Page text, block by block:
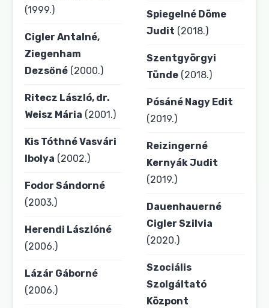
(1999.)
Cigler Antalné,
Ziegenham
Dezsőné (2000.)
Ritecz László, dr.
Weisz Mária (2001.)
Kis Tóthné Vasvári
Ibolya (2002.)
Fodor Sándorné
(2003.)
Herendi Lászlóné
(2006.)
Lázár Gáborné
(2006.)
Spiegelné Döme
Judit (2018.)
Szentgyörgyi
Tünde (2018.)
Pósáné Nagy Edit
(2019.)
Reizingerné
Kernyák Judit
(2019.)
Dauenhauerné
Cigler Szilvia
(2020.)
Szociális
Szolgáltató
Központ